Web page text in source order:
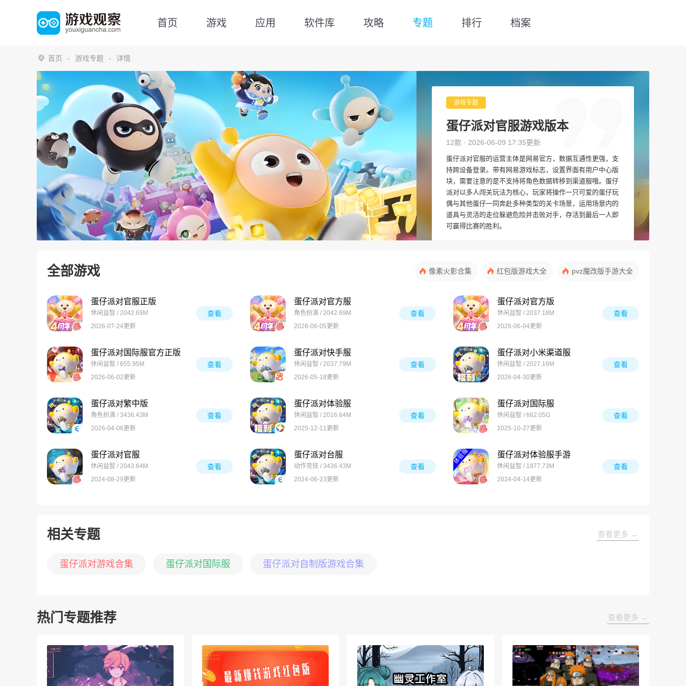
首页 游戏 应用 软件库 攻略 专题 排行 档案
首页 游戏专题 详情
游戏专题
蛋仔派对官服游戏版本
12款 · 2026-06-09 17:35更新
蛋仔派对官服的运营主体是网易官方，数据互通性更强，支
持跨设备登录。带有网易游戏标志，设置界面有用户中心版
块，需要注意的是不支持将角色数据转移到渠道服哦。蛋仔
派对以多人闯关玩法为核心，玩家将操作一只可爱的蛋仔玩
偶与其他蛋仔一同奔赴多种类型的关卡场景，运用场景内的
道具与灵活的走位躲避危险并击败对手，存活到最后一人即
可赢得比赛的胜利。
全部游戏 像素火影合集 红包版游戏大全 pvz魔改版手游大全
蛋仔派对官服正版
休闲益智 / 2042.69M
2026-07-24更新
查看
蛋仔派对官方服
角色扮演 / 2042.69M
2026-06-05更新
查看
蛋仔派对官方版
休闲益智 / 2037.18M
2026-06-04更新
查看
蛋仔派对国际服官方正版
休闲益智 / 655.95M
2026-06-02更新
查看
蛋仔派对快手服
休闲益智 / 2037.79M
2026-05-18更新
查看
蛋仔派对小米渠道服
休闲益智 / 2027.16M
2026-04-30更新
查看
蛋仔派对繁中版
角色扮演 / 3436.43M
2026-04-06更新
查看
蛋仔派对体验服
休闲益智 / 2016.64M
2025-12-11更新
查看
蛋仔派对国际服
休闲益智 / 662.05G
2025-10-27更新
查看
蛋仔派对官服
休闲益智 / 2043.64M
2024-08-29更新
查看
蛋仔派对台服
动作竞技 / 3436.43M
2024-06-23更新
查看
蛋仔派对体验服手游
休闲益智 / 1877.73M
2024-04-14更新
查看
相关专题 查看更多 →
蛋仔派对游戏合集 蛋仔派对国际服 蛋仔派对自制版游戏合集
热门专题推荐 查看更多 →